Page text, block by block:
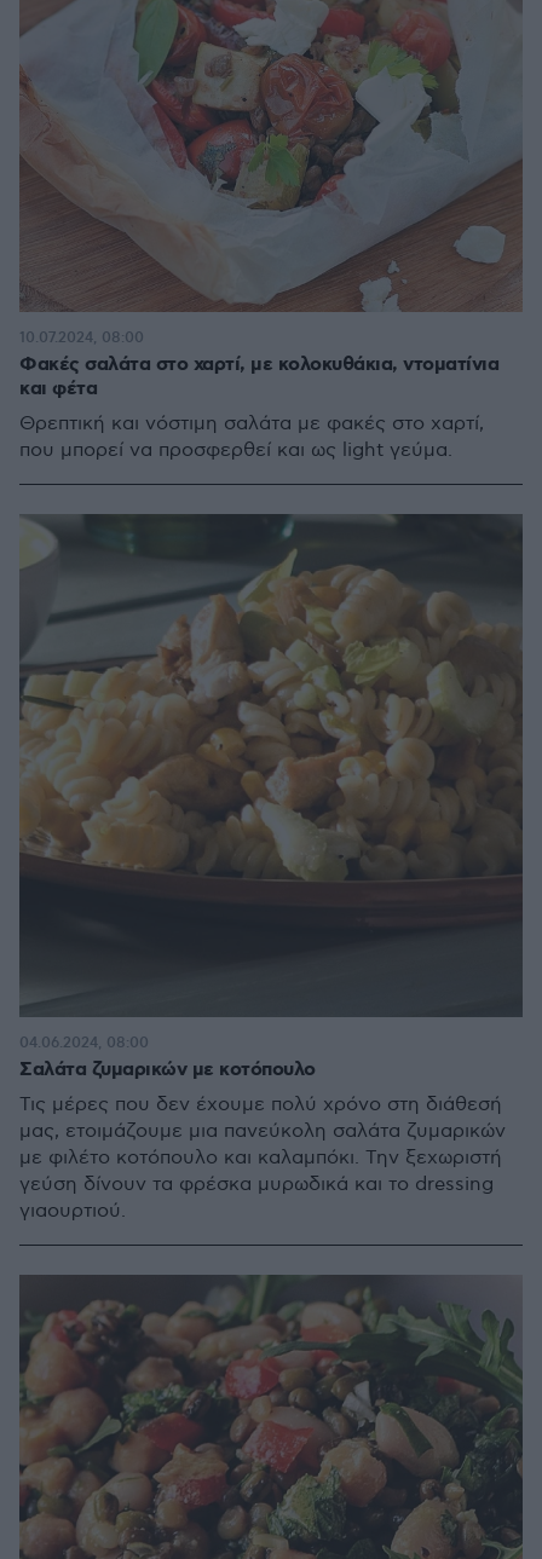
Φακές σαλάτα στο χαρτί, με κολοκυθάκια, ντοματίνια
και φέτα
Θρεπτική και νόστιμη σαλάτα με φακές στο χαρτί,
που μπορεί να προσφερθεί και ως light γεύμα.
10.07.2024, 08:00
Σαλάτα ζυμαρικών με κοτόπουλο
Τις μέρες που δεν έχουμε πολύ χρόνο στη διάθεσή
μας, ετοιμάζουμε μια πανεύκολη σαλάτα ζυμαρικών
με φιλέτο κοτόπουλο και καλαμπόκι. Την ξεχωριστή
γεύση δίνουν τα φρέσκα μυρωδικά και το dressing
γιαουρτιού.
04.06.2024, 08:00